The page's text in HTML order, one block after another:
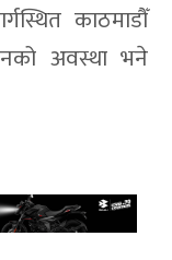
काठमाडौँ
अवस्था भने